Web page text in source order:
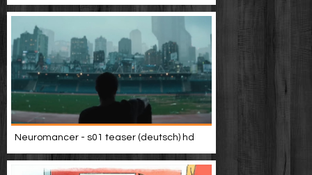
Neuromancer - s01 teaser (deutsch) hd